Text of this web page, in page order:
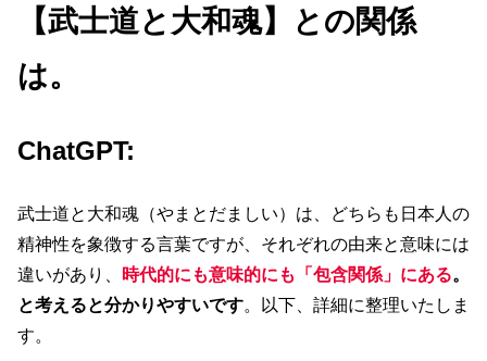
【武士道と大和魂】との関係
は。
ChatGPT:
武士道と大和魂（やまとだましい）は、どちらも日本人の
精神性を象徴する言葉ですが、それぞれの由来と意味には
違いがあり、
時代的にも意味的にも「包含関係」にある。
と考えると分かりやすいです。以下、詳細に整理いたしま
す。